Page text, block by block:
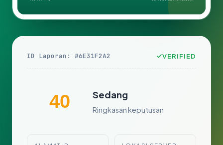
ID Laporan: #6E31F2A2 VERIFIED
40 Sedang
Ringkasan keputusan